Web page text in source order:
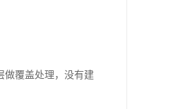
做覆盖处理，没有建